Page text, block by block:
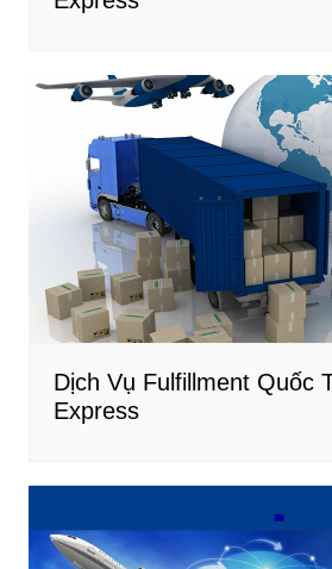
Dịch Vụ Fulfillment Quốc
Express